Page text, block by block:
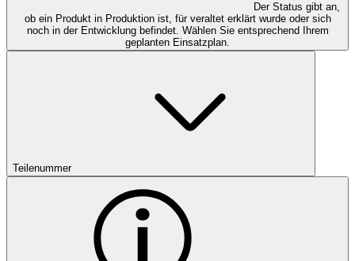
Der Status gibt an,
ob ein Produkt in Produktion ist, für veraltet erklärt wurde oder sich
noch in der Entwicklung befindet. Wählen Sie entsprechend Ihrem
geplanten Einsatzplan.
Teilenummer